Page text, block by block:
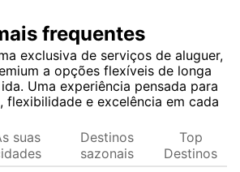
frequentes
exclusiva de serviços de aluguer,
a opções flexíveis de longa
Uma experiência pensada para
e excelência em cada
suas
Destinos
sazonais
Top
Destinos